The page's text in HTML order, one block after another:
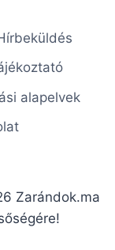
alapelvek
Zarándok.ma